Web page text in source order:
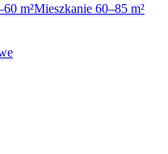
m²Mieszkanie 60–85 m²